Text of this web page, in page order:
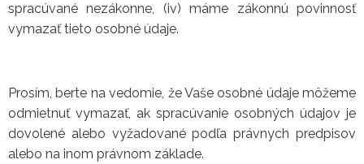
spracúvané nezákonne, (iv) máme zákonnú povinnosť
vymazať tieto osobné údaje.
Prosím, berte na vedomie, že Vaše osobné údaje môžeme
odmietnuť vymazať, ak spracúvanie osobných údajov je
dovolené alebo vyžadované podľa právnych predpisov
alebo na inom právnom základe.